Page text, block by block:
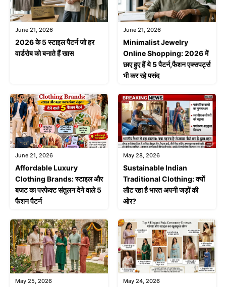
June 21, 2026
2026 के 5 स्टाइल पैटर्न जो हर
वार्डरोब को बनाते हैं खास
June 21, 2026
Minimalist Jewelry
Online Shopping: 2026 में
छाए हुए हैं ये 5 पैटर्न,फैशन एक्सपर्ट्स
भी कर रहे पसंद
June 21, 2026
Affordable Luxury
Clothing Brands: स्टाइल और
बजट का परफेक्ट संतुलन देने वाले 5
फैशन पैटर्न
May 28, 2026
Sustainable Indian
Traditional Clothing: क्यों
लौट रहा है भारत अपनी जड़ों की
ओर?
May 25, 2026 May 24, 2026